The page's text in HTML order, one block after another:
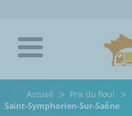
Accueil Prix du fioul
Saint-Symphorien-Sur-Saône